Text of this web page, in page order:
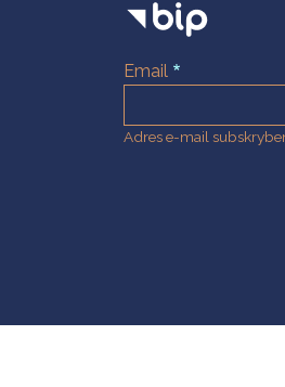
Email
Adres e-mail